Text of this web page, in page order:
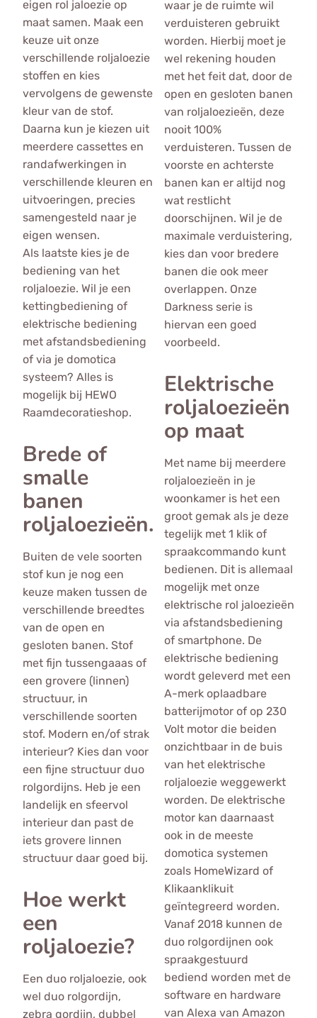
eigen rol jaloezie op
maat samen. Maak een
keuze uit onze
verschillende roljaloezie
stoffen en kies
vervolgens de gewenste
kleur van de stof.
Daarna kun je kiezen uit
meerdere cassettes en
randafwerkingen in
verschillende kleuren en
uitvoeringen, precies
samengesteld naar je
eigen wensen.
Als laatste kies je de
bediening van het
roljaloezie. Wil je een
kettingbediening of
elektrische bediening
met afstandsbediening
of via je domotica
systeem? Alles is
mogelijk bij HEWO
Raamdecoratieshop.
Brede of
smalle
banen
roljaloezieën.
Buiten de vele soorten
stof kun je nog een
keuze maken tussen de
verschillende breedtes
van de open en
gesloten banen. Stof
met fijn tussengaaas of
een grovere (linnen)
structuur, in
verschillende soorten
stof. Modern en/of strak
interieur? Kies dan voor
een fijne structuur duo
rolgordijns. Heb je een
landelijk en sfeervol
interieur dan past de
iets grovere linnen
structuur daar goed bij.
Hoe werkt
een
roljaloezie?
Een duo roljaloezie, ook
wel duo rolgordijn,
zebra gordijn, dubbel
waar je de ruimte wil
verduisteren gebruikt
worden. Hierbij moet je
wel rekening houden
met het feit dat, door de
open en gesloten banen
van roljaloezieën, deze
nooit 100%
verduisteren. Tussen de
voorste en achterste
banen kan er altijd nog
wat restlicht
doorschijnen. Wil je de
maximale verduistering,
kies dan voor bredere
banen die ook meer
overlappen. Onze
Darkness serie is
hiervan een goed
voorbeeld.
Elektrische
roljaloezieën
op maat
Met name bij meerdere
roljaloezieën in je
woonkamer is het een
groot gemak als je deze
tegelijk met 1 klik of
spraakcommando kunt
bedienen. Dit is allemaal
mogelijk met onze
elektrische rol jaloezieën
via afstandsbediening
of smartphone. De
elektrische bediening
wordt geleverd met een
A-merk oplaadbare
batterijmotor of op 230
Volt motor die beiden
onzichtbaar in de buis
van het elektrische
roljaloezie weggewerkt
worden. De elektrische
motor kan daarnaast
ook in de meeste
domotica systemen
zoals HomeWizard of
Klikaanklikuit
geïntegreerd worden.
Vanaf 2018 kunnen de
duo rolgordijnen ook
spraakgestuurd
bediend worden met de
software en hardware
van Alexa van Amazon